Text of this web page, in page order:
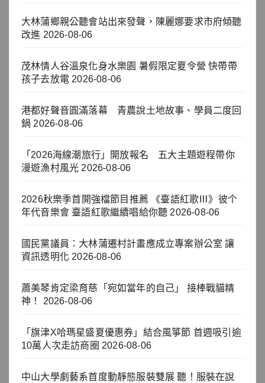
大林蒲鄉親公聽會站出來發聲，陳麗娜要求市府傾聽
改進 2026-08-06
茂林情人谷溫泉化身水樂園 暑假限定夏令營 快帶帶
孩子去放電 2026-08-06
港都好聲音圓滿落幕 青農說土地故事、學員二度回
鍋 2026-08-06
「2026海線潮旅行」開放報名 五大主題遊程帶你
漫遊漁村風光 2026-08-06
2026秋樂季首開強檔節目推薦 《臺語紅歌Ⅲ》彼个
年代音樂會 臺語紅歌繼續唱給你聽 2026-08-06
國民黨議員：大林蒲遷村計畫應成立專案辦公室 讓
資訊透明化 2026-08-06
蕭美琴肯定梁育慈「宛如當年的自己」 接棒戰貓精
神！
2026-08-06
「旗津X哈瑪星盛夏優惠券」結合風箏節 首週吸引逾
10萬人次走訪商圈 2026-08-06
中山大學劇藝系首度動靜態服裝雙展 聽！服裝在說